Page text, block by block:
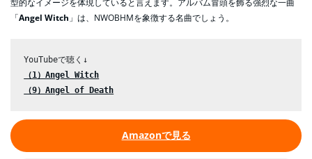
「Angel Witch 」は、NWOBHMを象徴する名曲でしょう。
（1）Angel Witch
（9）Angel of Death
Amazonで見る